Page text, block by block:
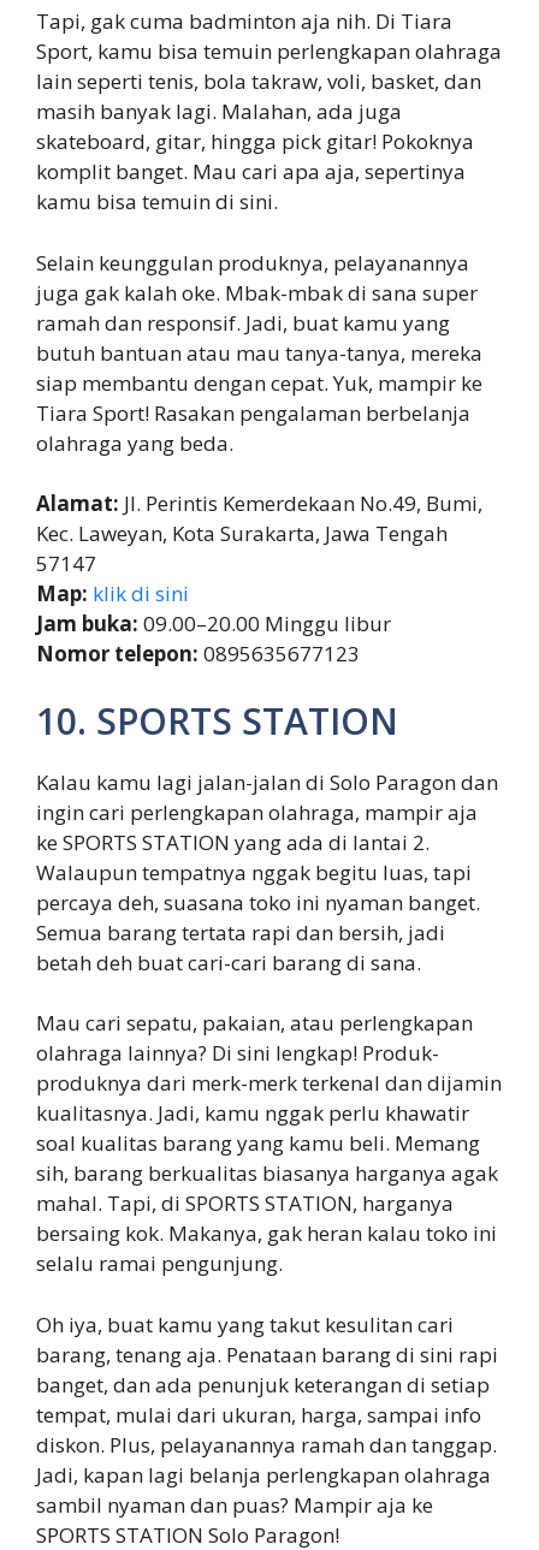
Tapi, gak cuma badminton aja nih. Di Tiara
Sport, kamu bisa temuin perlengkapan olahraga
lain seperti tenis, bola takraw, voli, basket, dan
masih banyak lagi. Malahan, ada juga
skateboard, gitar, hingga pick gitar! Pokoknya
komplit banget. Mau cari apa aja, sepertinya
kamu bisa temuin di sini.
Selain keunggulan produknya, pelayanannya
juga gak kalah oke. Mbak-mbak di sana super
ramah dan responsif. Jadi, buat kamu yang
butuh bantuan atau mau tanya-tanya, mereka
siap membantu dengan cepat. Yuk, mampir ke
Tiara Sport! Rasakan pengalaman berbelanja
olahraga yang beda.
Alamat: Jl. Perintis Kemerdekaan No.49, Bumi,
Kec. Laweyan, Kota Surakarta, Jawa Tengah
57147
Map: klik di sini
Jam buka: 09.00–20.00 Minggu libur
Nomor telepon: 0895635677123
10. SPORTS STATION
Kalau kamu lagi jalan-jalan di Solo Paragon dan
ingin cari perlengkapan olahraga, mampir aja
ke SPORTS STATION yang ada di lantai 2.
Walaupun tempatnya nggak begitu luas, tapi
percaya deh, suasana toko ini nyaman banget.
Semua barang tertata rapi dan bersih, jadi
betah deh buat cari-cari barang di sana.
Mau cari sepatu, pakaian, atau perlengkapan
olahraga lainnya? Di sini lengkap! Produk-
produknya dari merk-merk terkenal dan dijamin
kualitasnya. Jadi, kamu nggak perlu khawatir
soal kualitas barang yang kamu beli. Memang
sih, barang berkualitas biasanya harganya agak
mahal. Tapi, di SPORTS STATION, harganya
bersaing kok. Makanya, gak heran kalau toko ini
selalu ramai pengunjung.
Oh iya, buat kamu yang takut kesulitan cari
barang, tenang aja. Penataan barang di sini rapi
banget, dan ada penunjuk keterangan di setiap
tempat, mulai dari ukuran, harga, sampai info
diskon. Plus, pelayanannya ramah dan tanggap.
Jadi, kapan lagi belanja perlengkapan olahraga
sambil nyaman dan puas? Mampir aja ke
SPORTS STATION Solo Paragon!